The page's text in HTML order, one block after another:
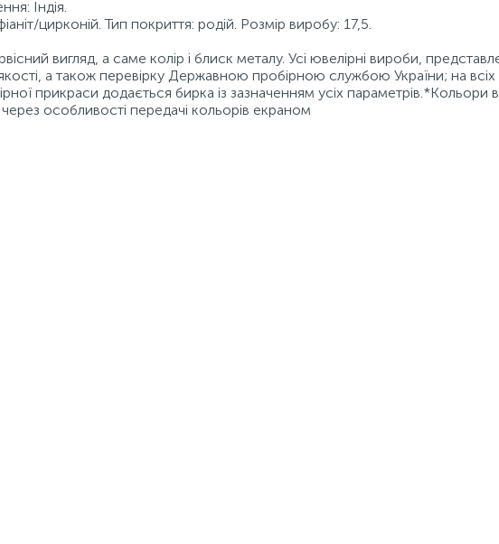
Індія.
цирконій. Тип покриття: родій. Розмір виробу: 17,5.
вигляд, а саме колір і блиск металу. Усі ювелірні вироби,
а також перевірку Державною пробірною службою України; на
прикраси додається бирка із зазначенням усіх параметрів.*Кольори
особливості передачі кольорів екраном